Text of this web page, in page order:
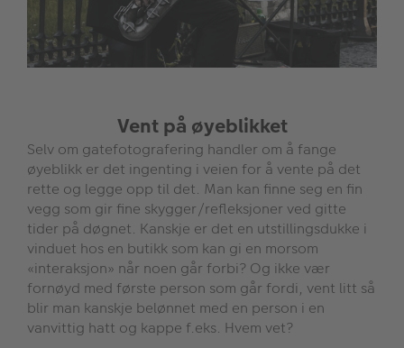
Vent på øyeblikket
Selv om gatefotografering handler om å fange
øyeblikk er det ingenting i veien for å vente på det
rette og legge opp til det. Man kan finne seg en fin
vegg som gir fine skygger/refleksjoner ved gitte
tider på døgnet. Kanskje er det en utstillingsdukke i
vinduet hos en butikk som kan gi en morsom
«interaksjon» når noen går forbi? Og ikke vær
fornøyd med første person som går fordi, vent litt så
blir man kanskje belønnet med en person i en
vanvittig hatt og kappe f.eks. Hvem vet?